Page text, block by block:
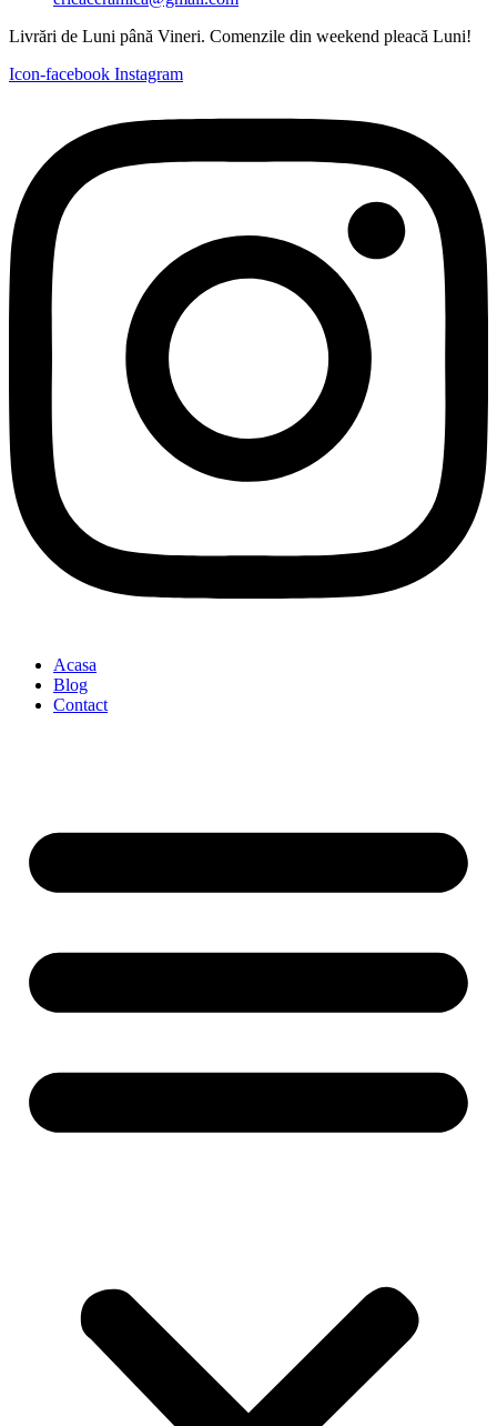
Livrări de Luni până Vineri. Comenzile din weekend pleacă Luni!
Icon-facebook Instagram
Acasa
Blog
Contact